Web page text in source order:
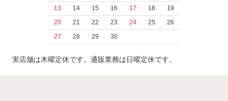
13
14 15 16 17 18
19
20
21 22 23 24 25
26
27
28 29 30
実店舗は木曜定休です。通販業務は日曜定休です。